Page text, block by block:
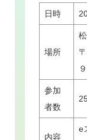
日時
場所
参加
者数
内容
e